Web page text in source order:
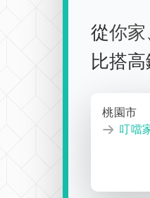
從你家
比搭
桃園市
叮噹